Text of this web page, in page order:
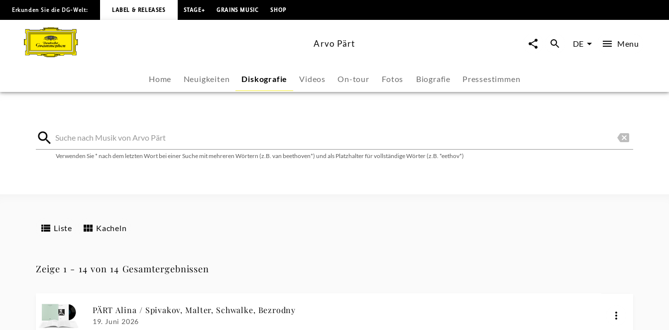
Arvo
Pärt
Diskografie
Deutsche
Erkunden Sie die DG-Welt: LABEL & RELEASES STAGE+ GRAINS MUSIC SHOP
Arvo Pärt DE Menu
Home Neuigkeiten Diskografie Videos On-tour Fotos Biografie Pressestimmen
Verwenden Sie * nach dem letzten Wort bei einer Suche mit mehreren Wörtern (z.B. van beethoven*) und als Platzhalter für vollständige Wörter (z.B. *eethov*)
Liste Kacheln
Zeige 1 - 14 von 14 Gesamtergebnissen
PÄRT Alina / Spivakov, Malter, Schwalke, Bezrodny
19. Juni 2026